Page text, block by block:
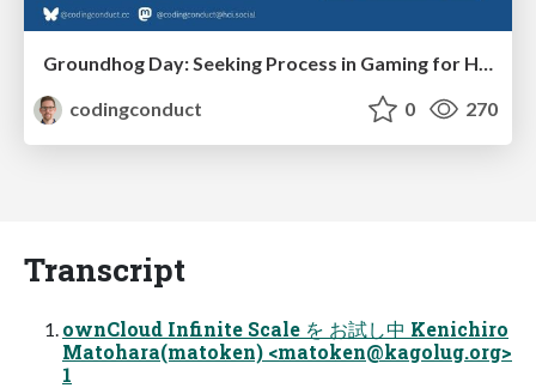
codingconduct
0 270
Transcript
ownCloud Infinite Scale を お試し中 Kenichiro
Matohara(matoken) <matoken@kagolug.org>
1